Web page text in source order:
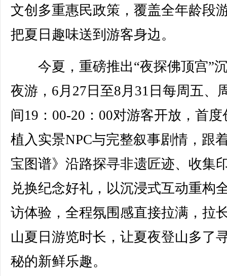
文创多重惠民政策，覆盖全年龄段
把夏日趣味送到游客身边。
今夏，重磅推出“夜探佛顶宫”
夜游，6月27日至8月31日每周五、
间19：00-20：00对游客开放，首度
植入实景NPC与完整叙事剧情，跟
宝图谱》沿路探寻非遗匠迹、收集
兑换纪念好礼，以沉浸式互动重构
访体验，全程氛围感直接拉满，拉
山夏日游览时长，让夏夜登山多了
秘的新鲜乐趣。